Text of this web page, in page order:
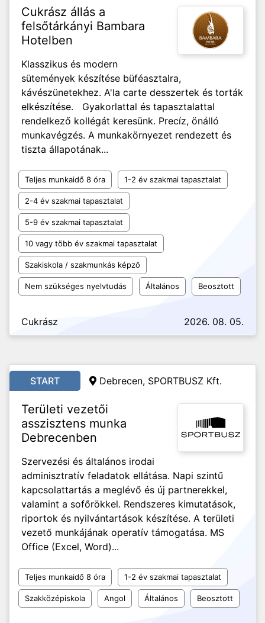
Cukrász állás a
felsőtárkányi Bambara
Hotelben
Klasszikus és modern
sütemények készítése büféasztalra,
kávészünetekhez. A'la carte desszertek és torták
elkészítése. Gyakorlattal és tapasztalattal
rendelkező kollégát keresünk. Precíz, önálló
munkavégzés. A munkakörnyezet rendezett és
tiszta állapotának...
Teljes munkaidő 8 óra 1-2 év szakmai tapasztalat
2-4 év szakmai tapasztalat
5-9 év szakmai tapasztalat
10 vagy több év szakmai tapasztalat
Szakiskola / szakmunkás képző
Nem szükséges nyelvtudás Általános Beosztott
Cukrász 2026. 08. 05.
START Debrecen, SPORTBUSZ Kft.
Területi vezetői
asszisztens munka
Debrecenben
Szervezési és általános irodai
adminisztratív feladatok ellátása. Napi szintű
kapcsolattartás a meglévő és új partnerekkel,
valamint a sofőrökkel. Rendszeres kimutatások,
riportok és nyilvántartások készítése. A területi
vezető munkájának operatív támogatása. MS
Office (Excel, Word)...
Teljes munkaidő 8 óra 1-2 év szakmai tapasztalat
Szakközépiskola Angol Általános Beosztott